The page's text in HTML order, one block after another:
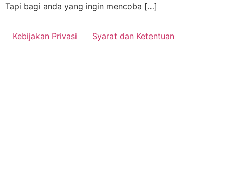
Tapi bagi anda yang ingin mencoba […]
Kebijakan Privasi Syarat dan Ketentuan